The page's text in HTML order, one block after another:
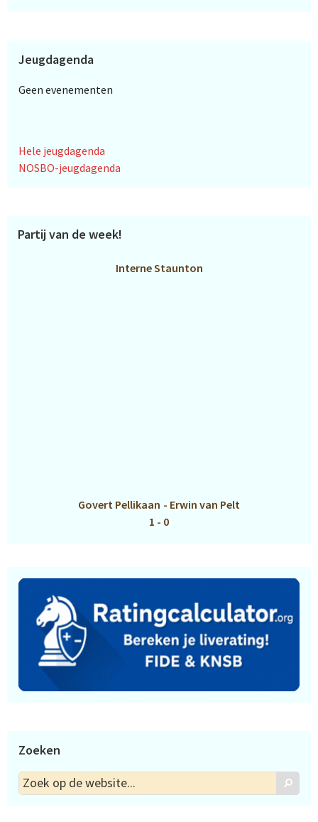
Jeugdagenda
Geen evenementen
Hele jeugdagenda
NOSBO-jeugdagenda
Partij van de week!
Interne Staunton
Govert Pellikaan - Erwin van Pelt
1 - 0
Zoeken
Zoek
op
Zoek